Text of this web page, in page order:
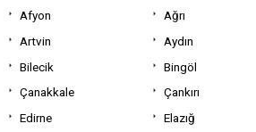
Afyon Ağrı
Artvin Aydın
Bilecik Bingöl
Çanakkale Çankırı
Edirne Elazığ